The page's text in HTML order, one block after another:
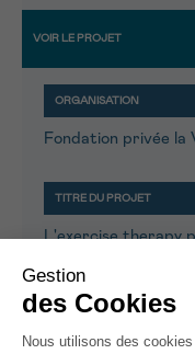
Fondation privée la
L'exercise therapy
9.968,32 €